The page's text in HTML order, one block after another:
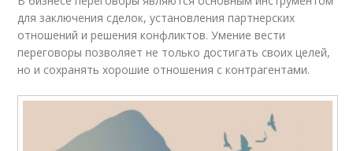
для заключения сделок, установления партнерских
отношений и решения конфликтов. Умение вести
переговоры позволяет не только достигать своих целей,
но и сохранять хорошие отношения с контрагентами.